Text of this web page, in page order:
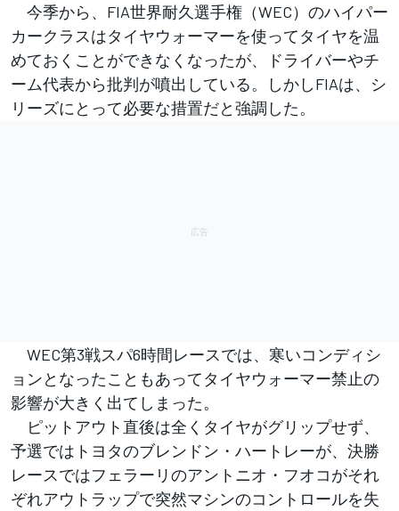
今季から、FIA世界耐久選手権（WEC）のハイパー
カークラスはタイヤウォーマーを使ってタイヤを温
めておくことができなくなったが、ドライバーやチ
ーム代表から批判が噴出している。しかしFIAは、シ
リーズにとって必要な措置だと強調した。
WEC第3戦スパ6時間レースでは、寒いコンディシ
ョンとなったこともあってタイヤウォーマー禁止の
影響が大きく出てしまった。
ピットアウト直後は全くタイヤがグリップせず、
予選ではトヨタのブレンドン・ハートレーが、決勝
レースではフェラーリのアントニオ・フオコがそれ
ぞれアウトラップで突然マシンのコントロールを失